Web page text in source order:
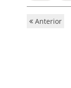
Anterior